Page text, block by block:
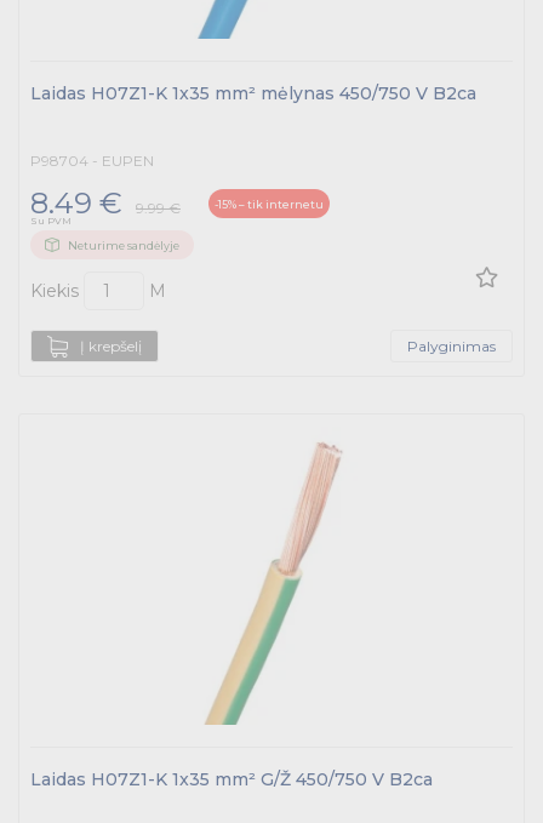
Laidas H07Z1-K 1x35 mm² mėlynas 450/750 V B2ca
P98704 - EUPEN
8.49 € 9.99 € -15% – tik internetu
Su PVM
Neturime sandėlyje
Kiekis M
Į krepšelį Palyginimas
Laidas H07Z1-K 1x35 mm² G/Ž 450/750 V B2ca